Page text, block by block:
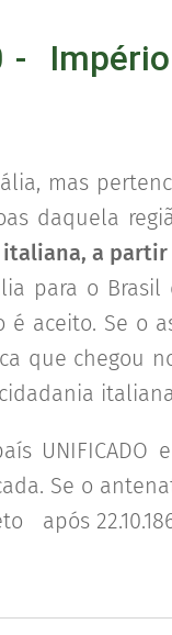
-
mas
daquela
a
para o Brasil
é aceito. Se o
que chegou
UNIFICADO
Se o
após